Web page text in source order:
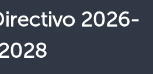
2026-